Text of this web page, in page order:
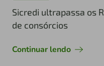
Sicredi ultrapassa os
de consórcios
Continuar lendo